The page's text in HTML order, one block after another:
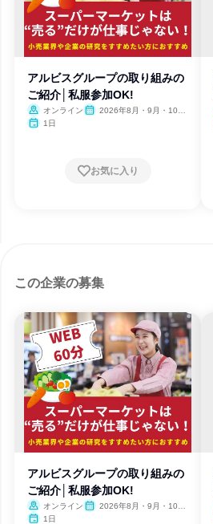
アルビスグループの取り組みの
ご紹介│私服参加OK!
オンライン
2026年8月・9月・10
1日
お気に入り
この企業の募集
アルビスグループの取り組みの
ご紹介│私服参加OK!
オンライン
2026年8月・9月・10
1日